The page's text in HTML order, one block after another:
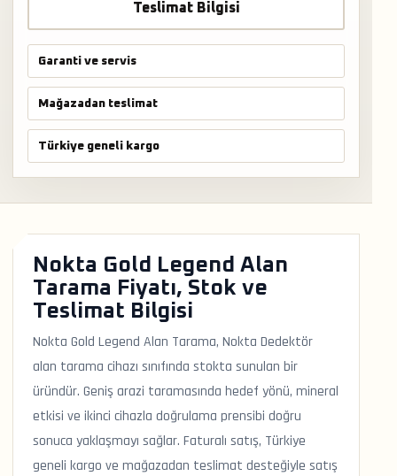
Teslimat Bilgisi
Garanti ve servis
Mağazadan teslimat
Türkiye geneli kargo
Nokta Gold Legend Alan
Tarama Fiyatı, Stok ve
Teslimat Bilgisi
Nokta Gold Legend Alan Tarama, Nokta Dedektör
alan tarama cihazı sınıfında stokta sunulan bir
üründür. Geniş arazi taramasında hedef yönü, mineral
etkisi ve ikinci cihazla doğrulama prensibi doğru
sonuca yaklaşmayı sağlar. Faturalı satış, Türkiye
geneli kargo ve mağazadan teslimat desteğiyle satış